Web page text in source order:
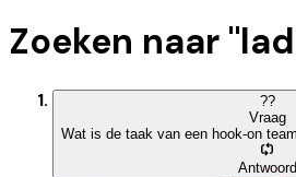
Zoeken naar "
??
Vraag
Wat is de taak van een hook-on
Antwoord